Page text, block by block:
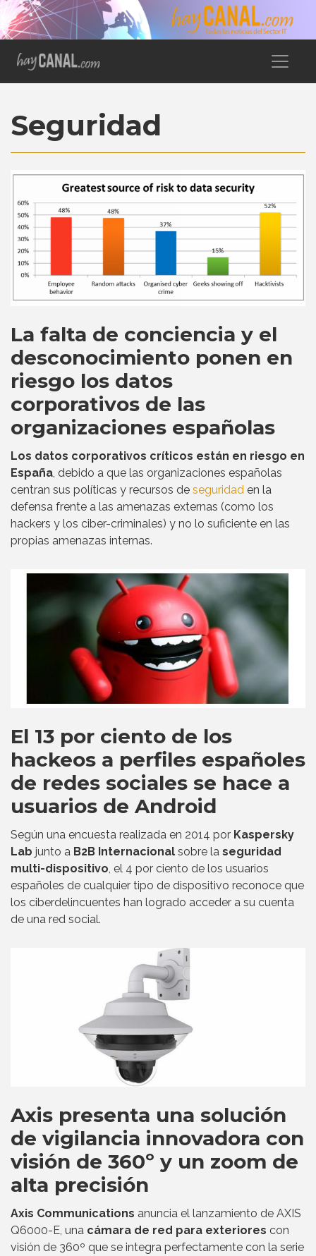
Seguridad
La falta de conciencia y el
desconocimiento ponen en
riesgo los datos
corporativos de las
organizaciones españolas
Los datos corporativos críticos están en riesgo en
España , debido a que las organizaciones españolas
centran sus políticas y recursos de seguridad en la
defensa frente a las amenazas externas (como los
hackers y los ciber-criminales) y no lo suficiente en las
propias amenazas internas.
El 13 por ciento de los
hackeos a perfiles españoles
de redes sociales se hace a
usuarios de Android
Según una encuesta realizada en 2014 por Kaspersky
Lab junto a B2B Internacional sobre la seguridad
multi-dispositivo, el 4 por ciento de los usuarios
españoles de cualquier tipo de dispositivo reconoce que
los ciberdelincuentes han logrado acceder a su cuenta
de una red social.
Axis presenta una solución
de vigilancia innovadora con
visión de 360º y un zoom de
alta precisión
Axis Communications anuncia el lanzamiento de AXIS
Q6000-E, una cámara de red para exteriores con
visión de 360º que se integra perfectamente con la serie